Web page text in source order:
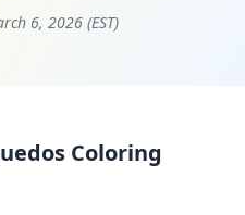
6, 2026 (EST)
Coloring